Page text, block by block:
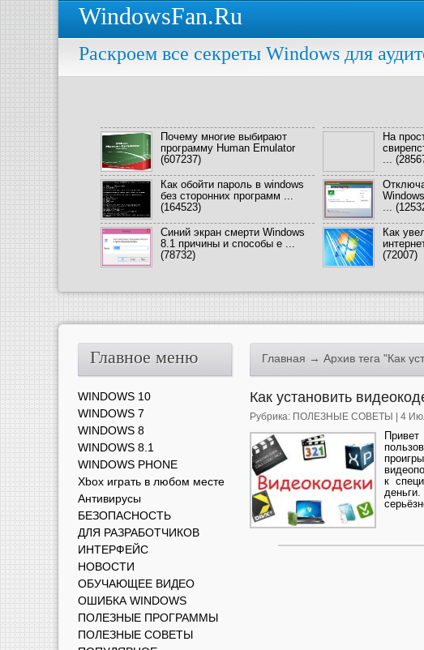
WindowsFan.Ru
Раскроем все секреты Windows для
Почему многие выбирают
программу Human Emulator
(607237)
На
...
Как обойти пароль в windows
без сторонних программ ...
(164523)
...
Синий экран смерти Windows
8.1 причины и способы е ...
(78732)
Как
(72007)
Главная → Архив тега "Как
Как установить
Рубрика: ПОЛЕЗНЫЕ СОВЕТЫ | 4
к
Главное меню
WINDOWS 10
WINDOWS 7
WINDOWS 8
WINDOWS 8.1
WINDOWS PHONE
Xbox играть в любом месте
Антивирусы
БЕЗОПАСНОСТЬ
ДЛЯ РАЗРАБОТЧИКОВ
ИНТЕРФЕЙС
НОВОСТИ
ОБУЧАЮЩЕЕ ВИДЕО
ОШИБКА WINDOWS
ПОЛЕЗНЫЕ ПРОГРАММЫ
ПОЛЕЗНЫЕ СОВЕТЫ